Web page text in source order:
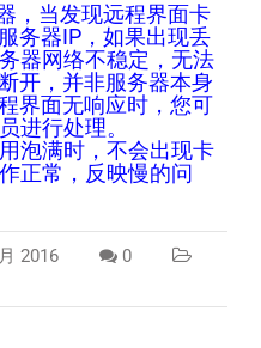
，当发现远程界面卡
务器IP，如果出现丢
器网络不稳定，无法
开，并非服务器本身
界面无响应时，您可
进行处理。
泡满时，不会出现卡
正常，反映慢的问
2016
0